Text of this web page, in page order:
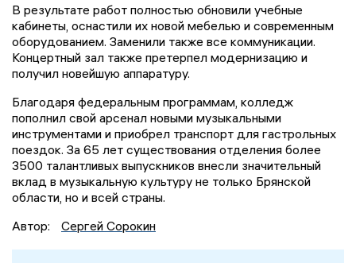
В результате работ полностью обновили учебные
кабинеты, оснастили их новой мебелью и современным
оборудованием. Заменили также все коммуникации.
Концертный зал также претерпел модернизацию и
получил новейшую аппаратуру.
Благодаря федеральным программам, колледж
пополнил свой арсенал новыми музыкальными
инструментами и приобрел транспорт для гастрольных
поездок. За 65 лет существования отделения более
3500 талантливых выпускников внесли значительный
вклад в музыкальную культуру не только Брянской
области, но и всей страны.
Автор:
Сергей Сорокин